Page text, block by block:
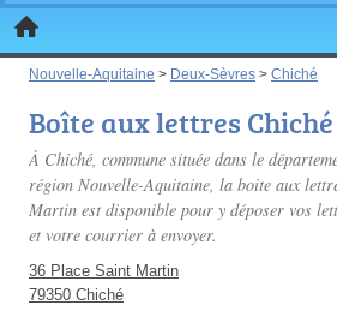
Nouvelle-Aquitaine > Deux-Sèvres > Chiché
Boîte aux lettres Chiché
À Chiché, commune située dans le
région Nouvelle-Aquitaine, la boite aux
Martin est disponible pour y déposer vos
et votre courrier à envoyer.
36 Place Saint Martin
79350 Chiché